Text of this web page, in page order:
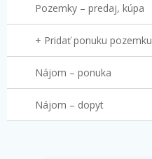
Pozemky – predaj, kúpa
+ Pridať ponuku pozemku
Nájom – ponuka
Nájom – dopyt